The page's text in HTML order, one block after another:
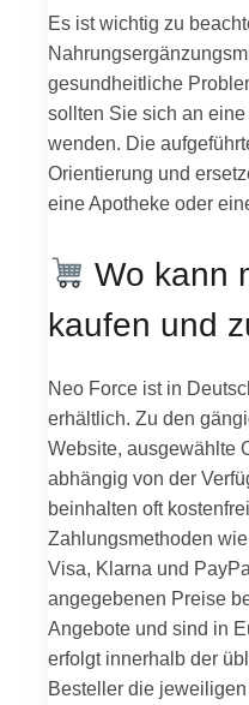
Es ist wichtig zu
gesundheitliche
sollten Sie sich an
wenden. Die
Orientierung und
eine Apotheke oder
Wo kann
kaufen und
Neo Force ist in
erhältlich. Zu den
Website, ausgewählte
abhängig von der
beinhalten oft
Zahlungsmethoden
Visa, Klarna und
angegebenen Preise
Angebote und sind in
erfolgt innerhalb der
Besteller die